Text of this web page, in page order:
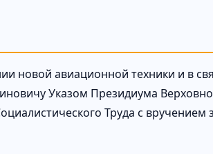
новой авиационной техники и в
Указом Президиума
Труда с